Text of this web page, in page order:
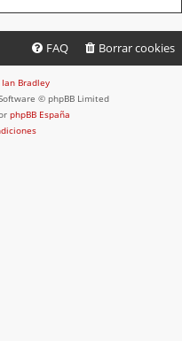
Borrar cookies
FAQ
Ian Bradley
© phpBB Limited
phpBB España